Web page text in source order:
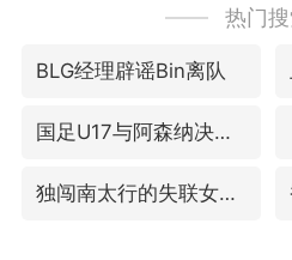
热门
BLG经理辟谣Bin离队
国足U17与阿森纳决赛取消 并列冠军
独闯南太行的失联女生最后轨迹已确认